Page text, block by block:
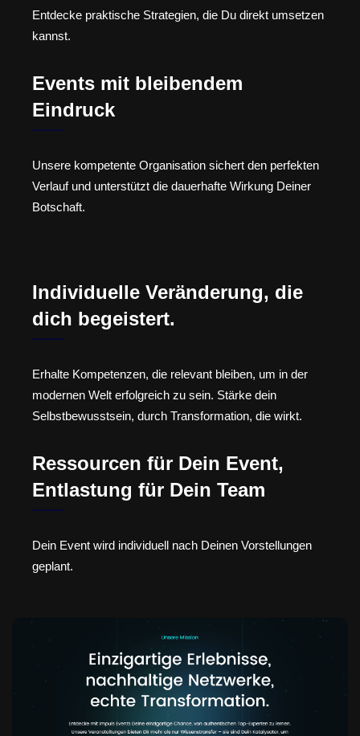
Entdecke praktische Strategien, die Du direkt umsetzen
kannst.
Events mit bleibendem
Eindruck
Unsere kompetente Organisation sichert den perfekten
Verlauf und unterstützt die dauerhafte Wirkung Deiner
Botschaft.
Individuelle Veränderung, die
dich begeistert.
Erhalte Kompetenzen, die relevant bleiben, um in der
modernen Welt erfolgreich zu sein. Stärke dein
Selbstbewusstsein, durch Transformation, die wirkt.
Ressourcen für Dein Event,
Entlastung für Dein Team
Dein Event wird individuell nach Deinen Vorstellungen
geplant.